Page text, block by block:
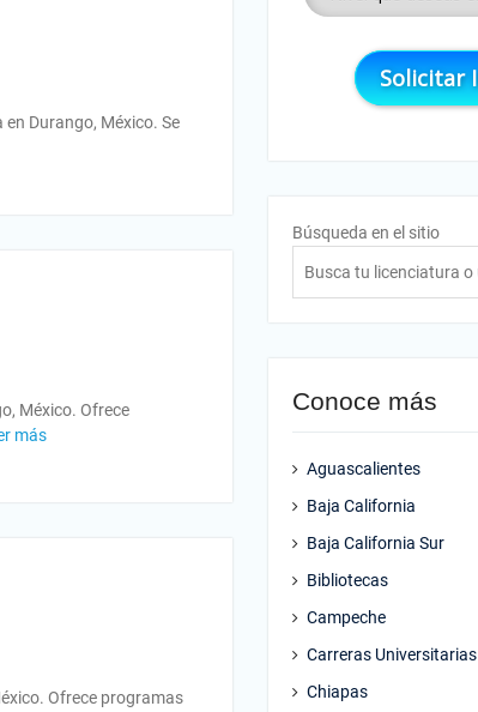
Durango, México. Se
México. Ofrece
más
Ofrece programas
Búsqueda en el sitio
Conoce más
Aguascalientes
Baja California
Baja California Sur
Bibliotecas
Campeche
Carreras Universitarias
Chiapas